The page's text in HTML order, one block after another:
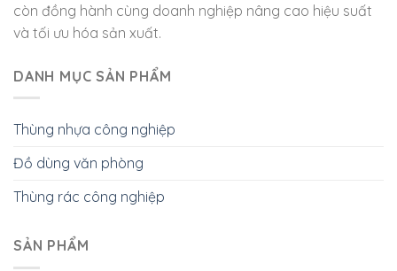
còn đồng hành cùng doanh nghiệp nâng cao hiệu suất
và tối ưu hóa sản xuất.
DANH MỤC SẢN PHẨM
Thùng nhựa công nghiệp
Đồ dùng văn phòng
Thùng rác công nghiệp
SẢN PHẨM